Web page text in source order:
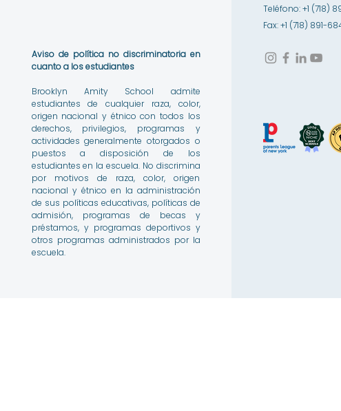
Aviso de política no discriminatoria en
cuanto a los estudiantes
Brooklyn Amity School admite
estudiantes de cualquier raza, color,
origen nacional y étnico con todos los
derechos, privilegios, programas y
actividades generalmente otorgados o
puestos a disposición de los
estudiantes en la escuela. No discrimina
por motivos de raza, color, origen
nacional y étnico en la administración
de sus políticas educativas, políticas de
admisión, programas de becas y
préstamos, y programas deportivos y
otros programas administrados por la
escuela.
Teléfono: +1 (718)
Fax: +1 (718) 891-